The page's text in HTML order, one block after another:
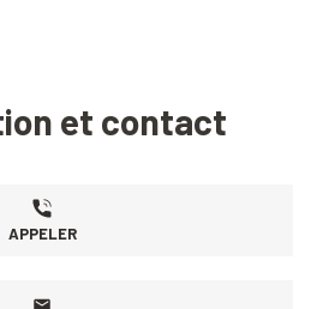
et contact
APPELER